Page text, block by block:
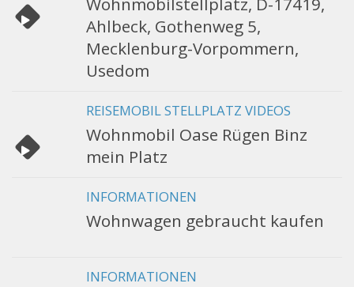
Ahlbeck, Gothenweg 5,
Mecklenburg-Vorpommern,
Usedom
REISEMOBIL STELLPLATZ VIDEOS
Wohnmobil Oase Rügen Binz
mein Platz
INFORMATIONEN
Wohnwagen gebraucht kaufen
INFORMATIONEN